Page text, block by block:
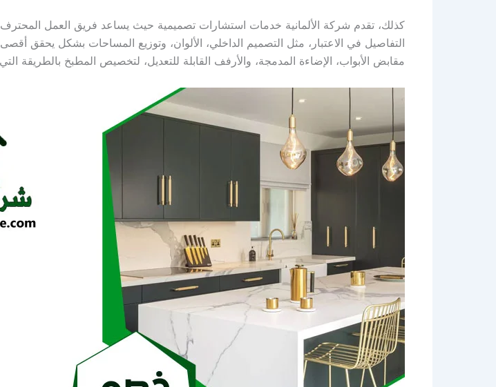
كذلك، تقدم شركة الألمانية خدمات استشارات تصميمية حيث يساعد فريق العمل
التفاصيل في الاعتبار، مثل التصميم الداخلي، الألوان، وتوزيع المساحات بشكل يحقق
مقابض الأبواب، الإضاءة المدمجة، والأرفف القابلة للتعديل، لتخصيص المطبخ بالطريقة